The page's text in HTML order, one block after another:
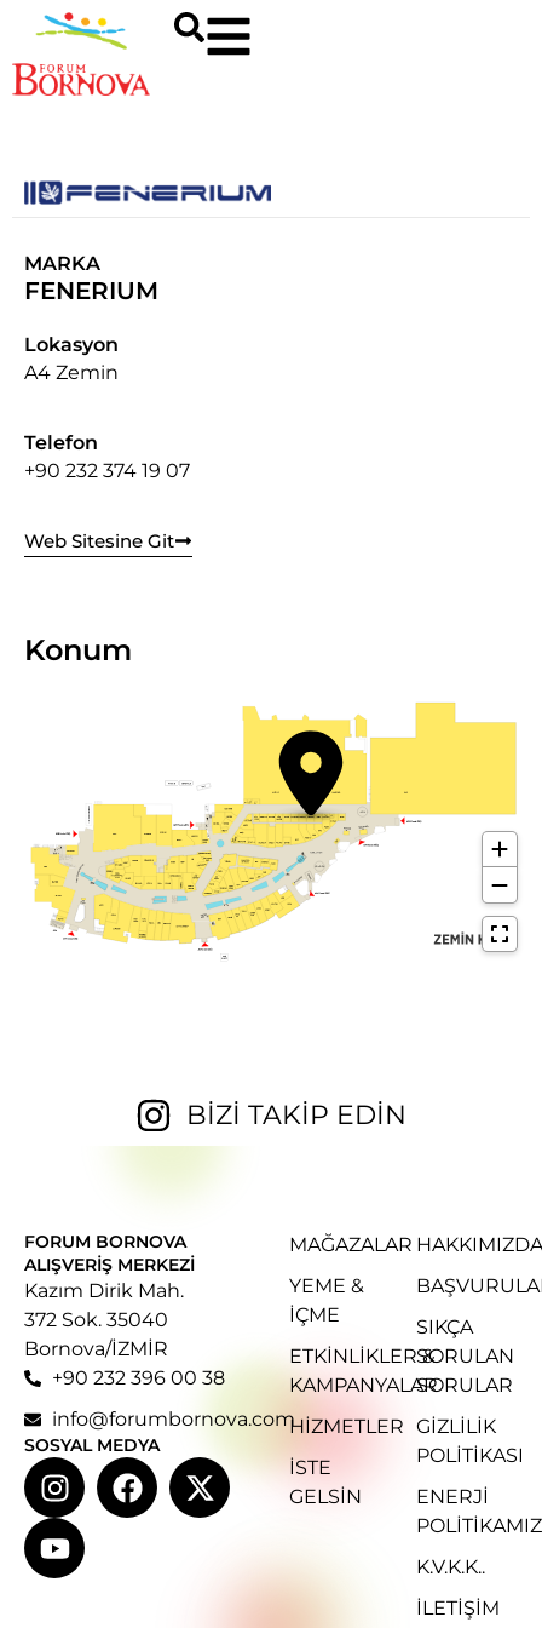
MARKA
FENERIUM
Lokasyon
A4 Zemin
Telefon
+90 232 374 19 07
Web Sitesine Git
Konum
BİZİ TAKİP EDİN
FORUM BORNOVA
ALIŞVERIŞ MERKEZI
Kazım Dirik Mah.
372 Sok. 35040
Bornova/İZMİR
+90 232 396 00 38
info@forumbornova.com
SOSYAL MEDYA
MAĞAZALAR
YEME &
İÇME
ETKINLIKLER &
KAMPANYALAR
HIZMETLER
İSTE
GELSIN
HAKKIMIZDA
SIKÇA
SORULAN
SORULAR
GIZLILIK
POLITIKASI
ENERJI
POLITIKAMIZ
K.V.K.K..
İLETİŞİM